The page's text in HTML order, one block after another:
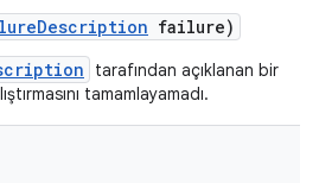
Description failure)
tarafından açıklanan bir
tamamlayamadı.